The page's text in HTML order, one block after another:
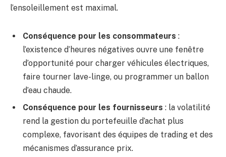
l’ensoleillement est maximal.
Conséquence pour les consommateurs :
l’existence d’heures négatives ouvre une fenêtre
d’opportunité pour charger véhicules électriques,
faire tourner lave-linge, ou programmer un ballon
d’eau chaude.
Conséquence pour les fournisseurs : la volatilité
rend la gestion du portefeuille d’achat plus
complexe, favorisant des équipes de trading et des
mécanismes d’assurance prix.